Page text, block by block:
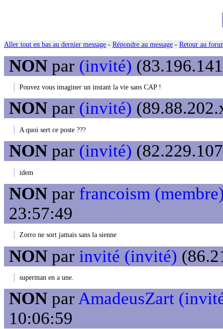
Aller tout en bas au dernier message - Répondre au message - Retour au
NON par (invité)
Pouvez vous imaginer un instant la vie sans CAP !
NON par (invité)
A quoi sert ce poste ???
NON par (invité)
idem
NON par francoism
23:57:49
Zorro ne sort jamais sans la sienne
NON par invité (invité)
superman en a une.
NON parAmadeusZart
10:06:59